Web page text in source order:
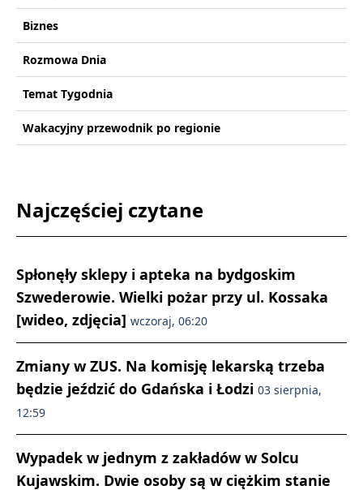
Biznes
Rozmowa Dnia
Temat Tygodnia
Wakacyjny przewodnik po regionie
Najczęściej czytane
Spłonęły sklepy i apteka na bydgoskim
Szwederowie. Wielki pożar przy ul. Kossaka
[wideo, zdjęcia] wczoraj, 06:20
Zmiany w ZUS. Na komisję lekarską trzeba
będzie jeździć do Gdańska i Łodzi 03 sierpnia,
12:59
Wypadek w jednym z zakładów w Solcu
Kujawskim. Dwie osoby są w ciężkim stanie